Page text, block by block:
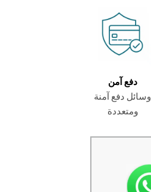
دفع آمن
وسائل دفع آمنة
ومتعددة